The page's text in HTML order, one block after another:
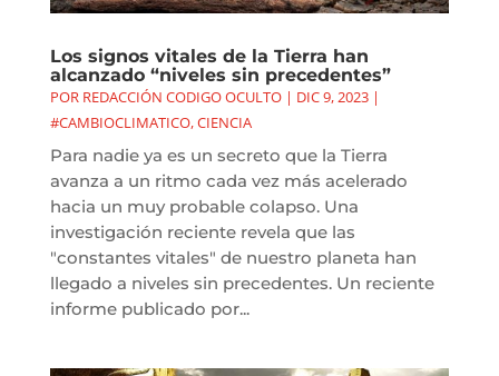
Los signos vitales de la Tierra han
alcanzado “niveles sin precedentes”
POR REDACCIÓN CODIGO OCULTO| DIC 9, 2023|
#CAMBIOCLIMATICO,CIENCIA
Para nadie ya es un secreto que la Tierra
avanza a un ritmo cada vez más acelerado
hacia un muy probable colapso. Una
investigación reciente revela que las
"constantes vitales" de nuestro planeta han
llegado a niveles sin precedentes. Un reciente
informe publicado por...